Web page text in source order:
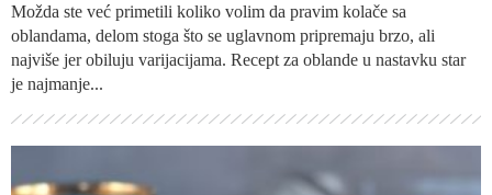
Možda ste već primetili koliko volim da pravim kolače sa
oblandama, delom stoga što se uglavnom pripremaju brzo, ali
najviše jer obiluju varijacijama. Recept za oblande u nastavku star
je najmanje...